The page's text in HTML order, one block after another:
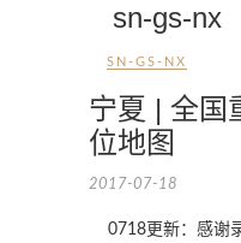
sn-gs-nx
SN-GS-NX
宁夏 | 全国
位地图
2017-07-18
0718更新：感谢